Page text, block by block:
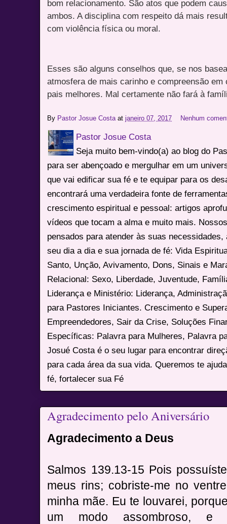
bom relacionamento. São atos que podem
ambos. A disciplina com respeito dá mais
com violência física ou moral.
Esses são alguns conselhos que, se nos
atmosfera de mais carinho e compreensão
pais melhores. Mal certamente não fará à
By Pastor Josue Costa atjaneiro 07, 2017 Nenhum
Pastor Josue Costa
Seja muito bem-vindo(a) ao blog do
para ser abençoado e mergulhar em um
que vai edificar sua fé e te equipar para os
encontrará uma verdadeira fonte de
crescimento espiritual e pessoal: artigos
vídeos que tocam a alma e muito mais.
pensados para atender às suas
seu dia a dia e sua jornada de fé: Vida
Santo, Unção, Avivamento, Dons, Sinais e
Relacional: Sexo, Liberdade, Juventude,
Liderança e Ministério: Liderança,
para Pastores Iniciantes. Crescimento e
Empreendedores, Sair da Crise, Soluções
Específicas: Palavra para Mulheres, Palavra
Josué Costa é o seu lugar para encontrar
para cada área da sua vida. Queremos te
fé, fortalecer sua Fé
Agradecimento pelo Aniversário
Agradecimento a Deus
Salmos 139.13-15 Pois
meus rins; cobriste-me no
minha mãe. Eu te louvarei,
um modo assombroso, e